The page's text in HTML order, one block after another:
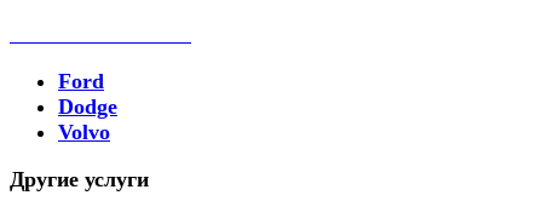
Ford
Dodge
Volvo
Другие услуги